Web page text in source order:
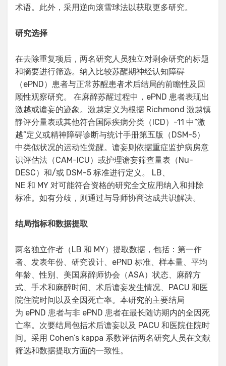
术语。此外，采用逆向滚雪球法以获取更多研究。
研究选择
在去除重复项后，两名研究人员独立对剩余研究的标题
和摘要进行筛选。纳入比较苏醒期神经认知障碍
（ePND）患者与正常苏醒患者术后结局的前瞻性及回
顾性观察研究。 在麻醉苏醒过程中，ePND 患者表现出
激越或谵妄的迹象。激越定义为根据 Richmond 激越镇
静评分量表或其他符合国际疾病分类（ICD）-11 中“激
越”定义或精神障碍诊断与统计手册第五版（DSM-5）
中类似状况的运动性觉醒。谵妄则依据重症监护病房意
识评估法（CAM-ICU）或护理谵妄筛查量表（Nu-
DESC）和/或 DSM-5 标准进行定义。 LB、
NE 和 MY 对可能符合资格的研究全文应用纳入和排除
标准。如有分歧，则通过与导师协商达成共识解决。
结局指标和数据提取
两名独立作者（LB 和 MY）提取数据，包括：第一作
者、发表年份、研究设计、ePND 标准、样本量、平均
年龄、性别、美国麻醉师协会（ASA）状态、麻醉方
式、手术和麻醉时间、术后谵妄发生情况、PACU 和医
院住院时间以及全因死亡率。本研究的主要结局
为 ePND 患者与非 ePND 患者在最长随访期内的全因死
亡率。次要结局包括术后谵妄以及 PACU 和医院住院时
间。采用 Cohen’s kappa 系数评估两名研究人员在文献
筛选和数据提取方面的一致性。